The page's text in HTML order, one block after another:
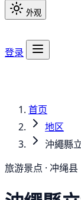
外观
登录
首页
地区
沖繩縣
旅游景点 · 冲绳县